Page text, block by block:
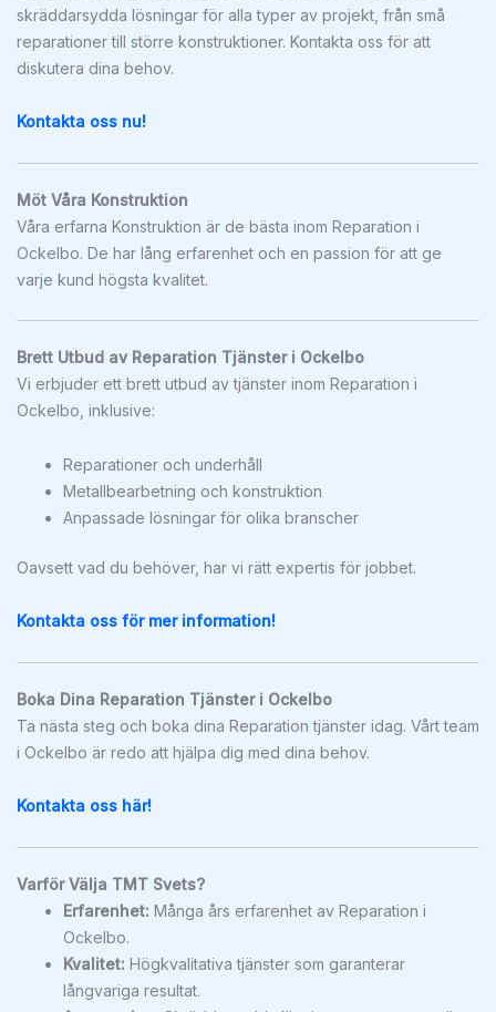
skräddarsydda lösningar för alla typer av projekt, från små
reparationer till större konstruktioner. Kontakta oss för att
diskutera dina behov.
Kontakta oss nu!
Möt Våra Konstruktion
Våra erfarna Konstruktion är de bästa inom Reparation i
Ockelbo. De har lång erfarenhet och en passion för att ge
varje kund högsta kvalitet.
Brett Utbud av Reparation Tjänster i Ockelbo
Vi erbjuder ett brett utbud av tjänster inom Reparation i
Ockelbo, inklusive:
Reparationer och underhåll
Metallbearbetning och konstruktion
Anpassade lösningar för olika branscher
Oavsett vad du behöver, har vi rätt expertis för jobbet.
Kontakta oss för mer information!
Boka Dina Reparation Tjänster i Ockelbo
Ta nästa steg och boka dina Reparation tjänster idag. Vårt team
i Ockelbo är redo att hjälpa dig med dina behov.
Kontakta oss här!
Varför Välja TMT Svets?
Erfarenhet: Många års erfarenhet av Reparation i
Ockelbo.
Kvalitet: Högkvalitativa tjänster som garanterar
långvariga resultat.